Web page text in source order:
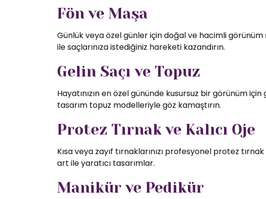
Fön ve Maşa
Günlük veya özel günler için doğal ve hacimli
ile saçlarınıza istediğiniz hareketi kazandırın.
Gelin Saçı ve Topuz
Hayatınızın en özel gününde kusursuz bir görünüm
tasarım topuz modelleriyle göz kamaştırın.
Protez Tırnak ve Kalıcı Oje
Kısa veya zayıf tırnaklarınızı profesyonel protez
art ile yaratıcı tasarımlar.
Manikür ve Pedikür